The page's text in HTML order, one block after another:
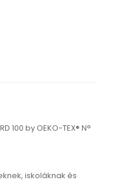
by OEKO-TEX® N°
iskoláknak és